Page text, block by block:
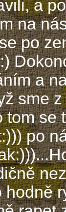
a
na
po
a
sme
tom se
po
hodně